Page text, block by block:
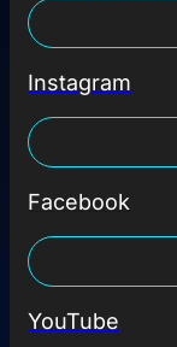
Instagram
Facebook
YouTube